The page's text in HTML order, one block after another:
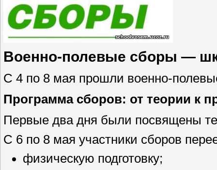
Военно‑полевые сборы —
С 4 по 8 мая прошли
Программа сборов: от теории к
Первые два дня были посвящены
С 6 по 8 мая участники сборов
физическую подготовку;